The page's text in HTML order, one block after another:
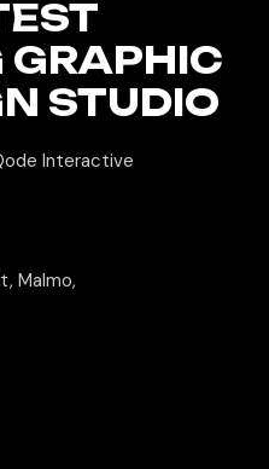
GRAPHIC
STUDIO
Interactive
Malmo,